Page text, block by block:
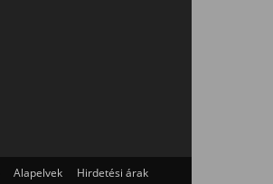
Alapelvek Hirdetési árak